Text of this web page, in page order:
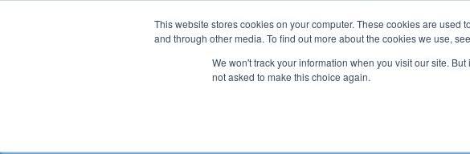
This website stores cookies on your computer. These cookies are
and through other media. To find out more about the cookies we use,
We won't track your information when you visit our site.
not asked to make this choice again.
Tahanan Tungkol sa Amin